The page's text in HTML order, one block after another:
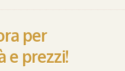
per
e prezzi!